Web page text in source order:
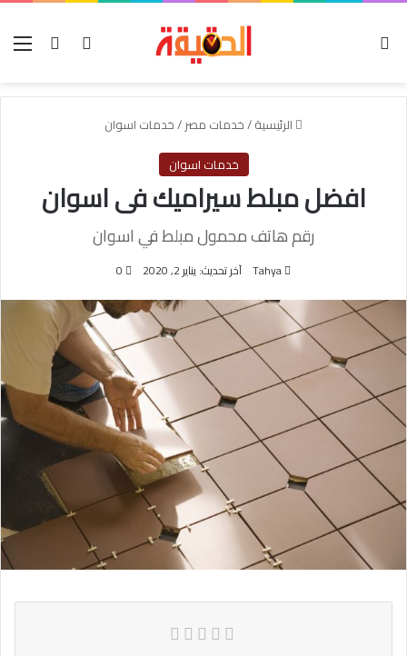
بحث عنتسجيل
الرئيسية/خدمات مصر/خدمات اسوان
خدمات اسوان
افضل مبلط سيراميك فى اسوان
رقم هاتف محمول مبلط في اسوان
Tahya آخر تحديث: يناير 2, 2020 0